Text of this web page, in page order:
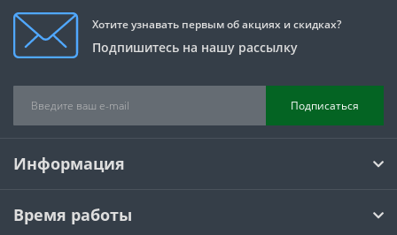
Хотите узнавать первым об акциях и скидках?
Подпишитесь на нашу рассылку
Подписаться
Информация
Время работы